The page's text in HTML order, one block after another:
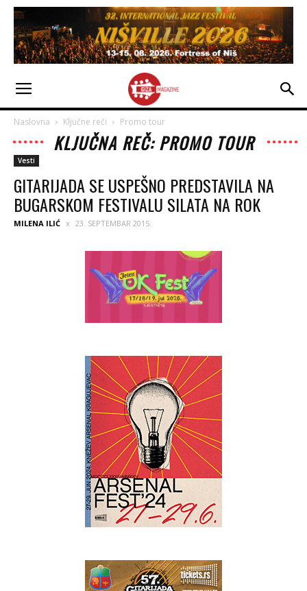
Naslovna Ključne reči Promo tour
KLJUČNA REČ: PROMO TOUR
Vesti
GITARIJADA SE USPEŠNO PREDSTAVILA NA
BUGARSKOM FESTIVALU SILATA NA ROK
MILENA ILIĆ 23. SEPTEMBAR 2015.